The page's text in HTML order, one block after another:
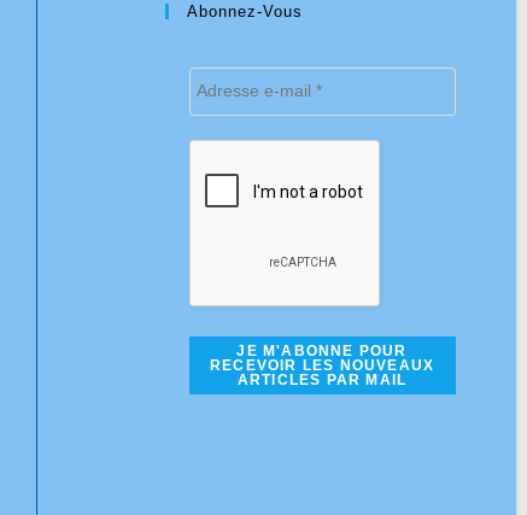
Abonnez-Vous